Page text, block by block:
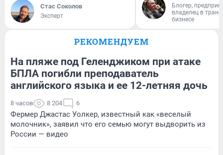
Стас Соколов
Эксперт
Блогер,
владелец в
бизнесе
РЕКОМЕНДУЕМ
На пляже под Геленджиком при атаке
БПЛА погибли преподаватель
английского языка и ее 12-летняя дочь
8 часов 8 204 6
Фермер Джастас Уолкер, известный как «веселый
молочник», заявил что его семью могут выдворить из
России — видео